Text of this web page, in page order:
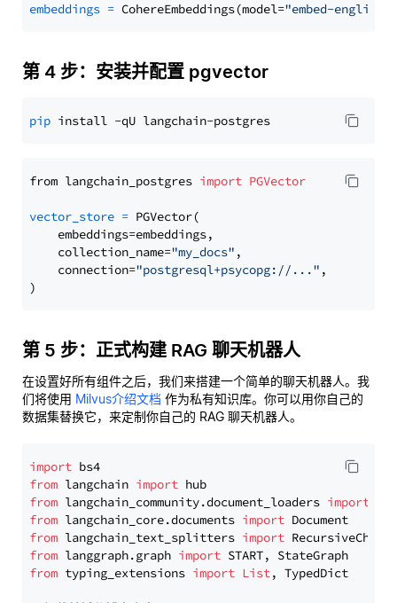
embeddings = CohereEmbeddings(model="embed-
第 4 步：安装并配置 pgvector
pip
from langchain_postgres import PGVector
vector_store = PGVector(
    embeddings=embeddings,
    collection_name=
"my_docs" ,
    connection=
"postgresql+psycopg://..." ,
第 5 步：正式构建 RAG 聊天机器人
在设置好所有组件之后，我们来搭建一个简单的聊天机器人。我
们将使用 Milvus介绍文档 作为私有知识库。你可以用你自己的
数据集替换它，来定制你自己的 RAG 聊天机器人。
import
from langchain import
from langchain_community.document_loaders import
from langchain_core.documents import
from langchain_text_splitters import
from langgraph.graph import
from typing_extensions import List, TypedDict